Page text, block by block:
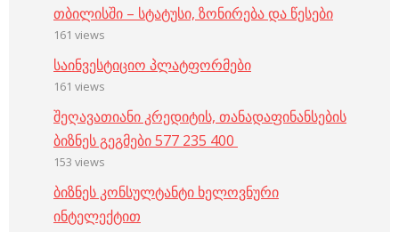
თბილისში – სტატუსი, ზონირება და წესები
161 views
საინვესტიციო პლატფორმები
161 views
შეღავათიანი კრედიტის, თანადაფინანსების
ბიზნეს გეგმები 577 235 400
153 views
ბიზნეს კონსულტანტი ხელოვნური
ინტელექტით